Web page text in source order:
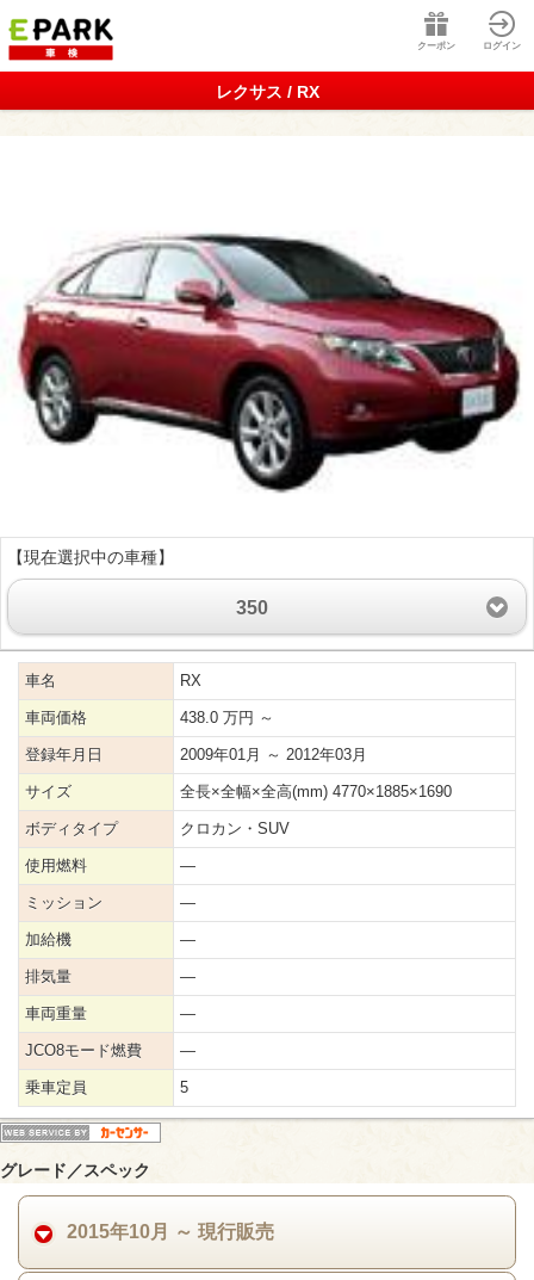
クーポン ログイン
レクサス / RX
【現在選択中の車種】
350
車名 RX
車両価格 438.0 万円 ～
登録年月日 2009年01月 ～ 2012年03月
サイズ 全長×全幅×全高(mm) 4770×1885×1690
ボディタイプ クロカン・SUV
使用燃料 ―
ミッション ―
加給機 ―
排気量 ―
車両重量 ―
JCO8モード燃費 ―
乗車定員 5
グレード／スペック
2015年10月 ～ 現行販売